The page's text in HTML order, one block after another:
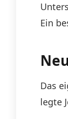
Ein
Das
legte